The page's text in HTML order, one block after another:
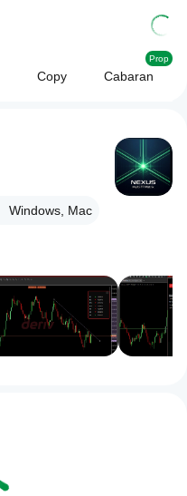
Copy Cabaran
Prop
Windows, Mac